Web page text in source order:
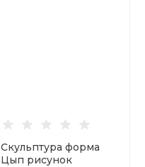
Скульптура форма
Цып рисунок